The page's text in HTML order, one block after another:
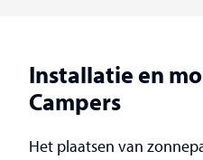
Installatie en
Campers
Het plaatsen van